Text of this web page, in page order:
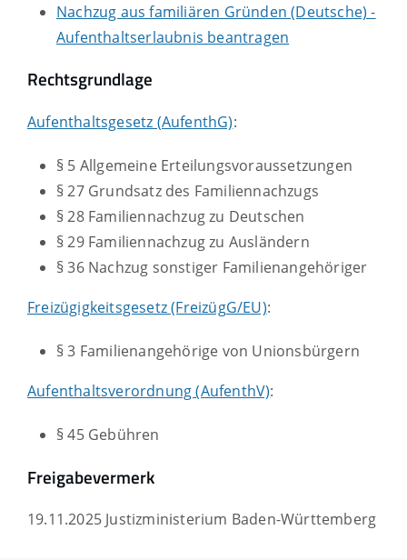
Nachzug aus familiären Gründen (Deutsche) -
Aufenthaltserlaubnis beantragen
Rechtsgrundlage
Aufenthaltsgesetz (AufenthG):
§ 5 Allgemeine Erteilungsvoraussetzungen
§ 27 Grundsatz des Familiennachzugs
§ 28 Familiennachzug zu Deutschen
§ 29 Familiennachzug zu Ausländern
§ 36 Nachzug sonstiger Familienangehöriger
Freizügigkeitsgesetz (FreizügG/EU):
§ 3 Familienangehörige von Unionsbürgern
Aufenthaltsverordnung (AufenthV):
§ 45 Gebühren
Freigabevermerk
19.11.2025 Justizministerium Baden-Württemberg